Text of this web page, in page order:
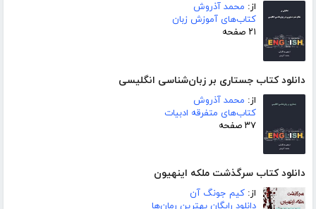
از: محمد آذروش
کتاب‌های آموزش زبان
۲۱ صفحه
دانلود کتاب جستاری بر زبان‌شناسی انگلیسی
از: محمد آذروش
کتاب‌های متفرقه ادبیات
۳۷ صفحه
دانلود کتاب سرگذشت ملکه اینهیون
از: کیم جونگ آن
دانلود رایگان بهترین رمان‌ها